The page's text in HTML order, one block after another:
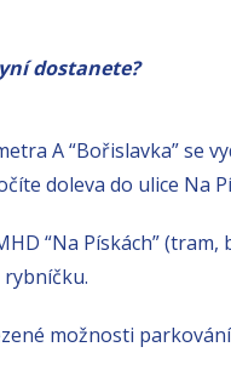
dostanete?
A “Bořislavka” se
doleva do ulice Na
“Na Pískách”
rybníčku.
možnosti